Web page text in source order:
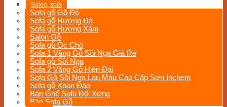
Salon, sofa
Sofa gỗ Gõ Đỏ
Sofa gỗ Hương Đá
Sofa gỗ Hương Xám
Salon Gỗ
Sofa gỗ Óc Chó
Sofa 1 Văng Gỗ Sồi Nga Giá Rẻ
Sofa gỗ Sồi Nga
Sofa 2 Văng Gỗ Hiện Đại
Sofa Gỗ Sồi Nga Lau Màu Cao Cấp Sơn Inchem
Sofa gỗ Xoan Đào
Bàn Ghế Sofa Đối Xứng
Bàn Sofa Gỗ